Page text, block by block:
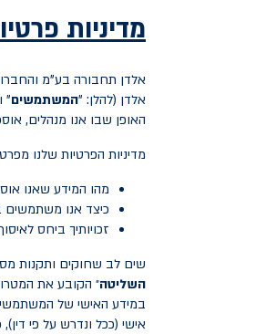
מדיניות
אלדן תחבורה בע"מ
אלדן (להלן: "המשתמשים"
האופן שבו אנו מנהלים,
מדיניות הפרטיות שלנו
מהו המידע שאנו
כיצד אנו משתמשים
זכויותיך ביחס
שים לב שחוקים ותקנות
השליטה״ הקובע את
במידע האישי של
אישי (ככל ונדרש על פי